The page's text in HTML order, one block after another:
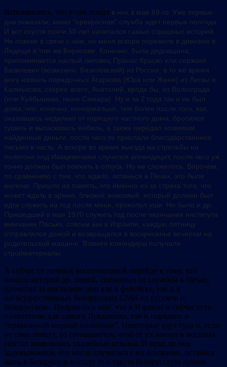
Вспомнилось, что я сам попал в них в мае 69-го. Уже первые
дни показали, какая “прекрасная” служба ждет первые полгода.
И вот спустя почти 50 лет начитался самых страшных историй.
Не помню в связи с чем, но меня вскоре перевели в дивизию в
Лядище в том же Борисове. Конечно, была дедовщина;
припоминается наглый литовец Пранас Краско или сержант
Базилевич (возможно, Базилевский) из России, в то же время
могу назвать порядочных Агаркова (Юра или Женя) из Литвы и
Калмыкова, скорее всего, Анатолий, вроде бы, из Волгограда
(или Куйбышева, ныне Самара). Ну и за 2 года так и не был
дома, что, конечно, ненормально, тем более после того, как,
оказавшись недалеко от горящего частного дома, бросился
тушить и вытаскивать мебель, а также передал хозяевам
найденные деньги, после чего те прислали благодарственное
письмо в часть. А вскоре во время выезда на стрельбы на
полигоне под Ивацевичами случился аппендицит, после чего уж
точно должен был поехать в отпуск. Но не сложилось. Впрочем,
по сравнению с тем, что ждало, останься в Печах, это были
мелочи. Пришло на память, что именно из-за страха того, что
может ждать в армии, близкий знакомый, который должен был
идти служить на год после меня, проколол уши. Но было и др.
Пришедший в мае 1970 служить год после окончания института
минчанин Пасько, совсем как в Израиле, каждую пятницу
отправлялся домой и возвращался в воскресенье вечером на
родительской машине. Взамен командиры получали
стройматериалы.
А сейчас от личных воспоминаний перейду к тому, что
немало историй др. людей, связанных со службой в Печах,
прочитал за последние дни как в фейсбуке, так и в
негосударственных белорусских СМИ на русском и
белорусском. Подумалось мне, что в Израиле и сейчас есть
почитатели, как самого Лукашенко, так и порядков и
“правильной мирной политики”. Некоторые едут туда и, если
не сами пишут, то соглашаются, чтоб от их имени в местных
газетах появлялись хвалебные отзывы. И вряд ли они
задумываются, что могло случиться с их близкими, останься
жить в Беларуси и попади те в такую белорусскую армию.